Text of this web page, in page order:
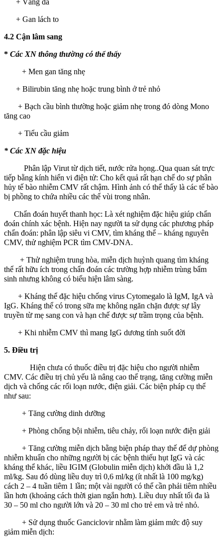
+ Gan lách to
4.2 Cận lâm sang
* Các XN thông thường có thể thấy
+ Men gan tăng nhẹ
+ Bilirubin tăng nhẹ hoặc trung bình ở trẻ nhỏ
+ Bạch cầu bình thường hoặc giảm nhẹ trong đó dòng Mono
tăng cao
+ Tiểu cầu giảm
* Các XN đặc hiệu
Phân lập Virut từ dịch tiết, nước rửa họng..Qua quan sát trực
tiếp bằng kính hiển vi điện tử: Cho kết quả rất hạn chế do sự phân
hủy tế bào nhiễm CMV rất chậm. Hình ảnh có thể thấy là các tế bào
bị phồng to chứa nhiều các thể vùi trong nhân.
Chẩn đoán huyết thanh học: Là xét nghiệm đặc hiệu giúp chẩn
đoán chính xác bệnh. Hiện nay người ta sử dụng các phương pháp
chẩn đoán: phân lập siêu vi CMV, tìm kháng thể – kháng nguyên
CMV, thử nghiệm PCR tìm CMV-DNA.
+ Thử nghiệm trung hòa, miễn dịch huỳnh quang tìm kháng
thể rất hữu ích trong chẩn đoán các trường hợp nhiễm trùng bẩm
sinh nhưng không có biểu hiện lâm sàng.
+ Kháng thể đặc hiệu chống virus Cytomegalo là IgM, IgA và
IgG. Kháng thể có trong sữa mẹ không ngăn chặn được sự lây
truyền từ mẹ sang con và hạn chế được sự trầm trọng của bệnh.
+ Khi nhiễm CMV thì mang IgG dương tính suốt đời
5. Điều trị
Hiện chưa có thuốc điều trị đặc hiệu cho người nhiễm
CMV. Các điều trị chủ yếu là nâng cao thể trạng, tăng cường miễn
dịch và chống các rối loạn nước, điện giải. Các biện pháp cụ thể
như sau:
+ Tăng cường dinh dưỡng
+ Phòng chống bội nhiễm, tiêu chảy, rối loạn nước điện giải
+ Tăng cường miễn dịch bằng biện pháp thay thế để dự phòng
nhiễm khuẩn cho những người bị các bệnh thiếu hụt IgG và các
kháng thể khác, liều IGIM (Globulin miễn dịch) khởi đầu là 1,2
ml/kg. Sau đó dùng liều duy trì 0,6 ml/kg (ít nhất là 100 mg/kg)
cách 2 – 4 tuần tiêm 1 lần; một vài người có thể cần phải tiêm nhiều
lần hơn (khoảng cách thời gian ngắn hơn). Liều duy nhất tối đa là
30 – 50 ml cho người lớn và 20 – 30 ml cho trẻ em và trẻ nhỏ.
+ Sử dụng thuốc Ganciclovir nhằm làm giảm mức độ suy
giảm miễn dịch: